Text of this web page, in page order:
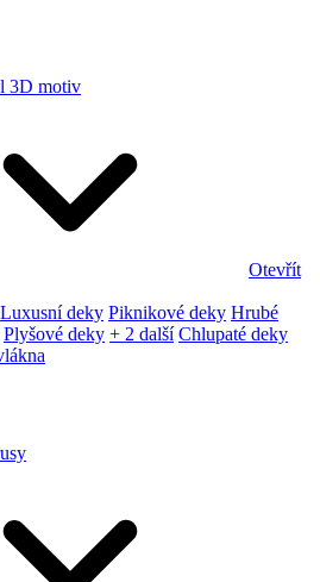
3D motiv
Otevřít
Luxusní deky Piknikové deky Hrubé
Plyšové deky + 2 další Chlupaté deky